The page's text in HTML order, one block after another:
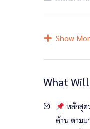
วัต
เตรียมคว
กลุ่
Show
What
หลักสูต
ด้าน ตามม